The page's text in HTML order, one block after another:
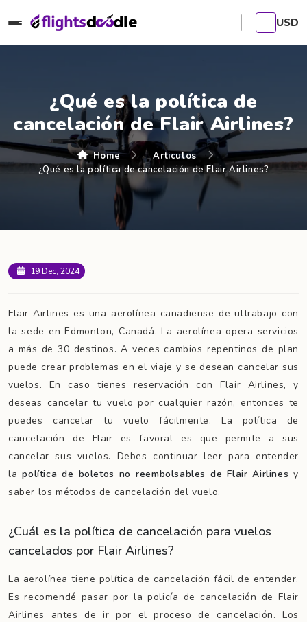
USD
¿Qué es la política de
cancelación de Flair Airlines?
Home
Articulos
¿Qué es la política de cancelación de Flair Airlines?
19 Dec, 2024
Flair Airlines es una aerolínea canadiense de ultrabajo con
la sede en Edmonton, Canadá. La aerolínea opera servicios
a más de 30 destinos. A veces cambios repentinos de plan
puede crear problemas en el viaje y se desean cancelar sus
vuelos. En caso tienes reservación con Flair Airlines, y
deseas cancelar tu vuelo por cualquier razón, entonces te
puedes cancelar tu vuelo fácilmente. La política de
cancelación de Flair es favoral es que permite a sus
cancelar sus vuelos. Debes continuar leer para entender
lapolítica de boletos no reembolsables de Flair Airlines y
saber los métodos de cancelación del vuelo.
¿Cuál es la política de cancelación para vuelos
cancelados por Flair Airlines?
La aerolínea tiene política de cancelación fácil de entender.
Es recomendé pasar por la policía de cancelación de Flair
Airlines antes de ir por el proceso de cancelación. Los